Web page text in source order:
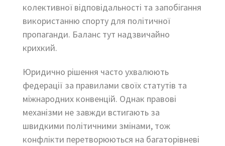
колективної відповідальності та запобігання
використанню спорту для політичної
пропаганди. Баланс тут надзвичайно
крихкий.
Юридично рішення часто ухвалюють
федерації за правилами своїх статутів та
міжнародних конвенцій. Однак правові
механізми не завжди встигають за
швидкими політичними змінами, тож
конфлікти перетворюються на багаторівневі